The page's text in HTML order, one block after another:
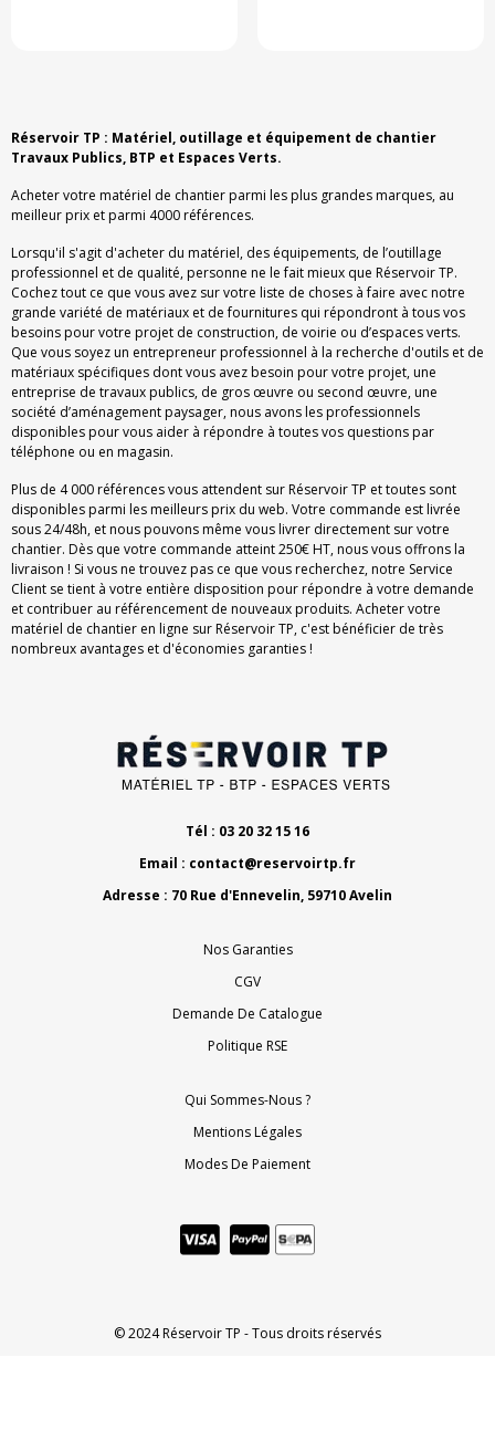
Réservoir TP : Matériel, outillage et équipement de chantier
Travaux Publics, BTP et Espaces Verts.
Acheter votre matériel de chantier parmi les plus grandes marques, au
meilleur prix et parmi 4000 références.
Lorsqu'il s'agit d'acheter du matériel, des équipements, de l’outillage
professionnel et de qualité, personne ne le fait mieux que Réservoir TP.
Cochez tout ce que vous avez sur votre liste de choses à faire avec notre
grande variété de matériaux et de fournitures qui répondront à tous vos
besoins pour votre projet de construction, de voirie ou d’espaces verts.
Que vous soyez un entrepreneur professionnel à la recherche d'outils et de
matériaux spécifiques dont vous avez besoin pour votre projet, une
entreprise de travaux publics, de gros œuvre ou second œuvre, une
société d’aménagement paysager, nous avons les professionnels
disponibles pour vous aider à répondre à toutes vos questions par
téléphone ou en magasin.
Plus de 4 000 références vous attendent sur Réservoir TP et toutes sont
disponibles parmi les meilleurs prix du web. Votre commande est livrée
sous 24/48h, et nous pouvons même vous livrer directement sur votre
chantier. Dès que votre commande atteint 250€ HT, nous vous offrons la
livraison ! Si vous ne trouvez pas ce que vous recherchez, notre Service
Client se tient à votre entière disposition pour répondre à votre demande
et contribuer au référencement de nouveaux produits. Acheter votre
matériel de chantier en ligne sur Réservoir TP, c'est bénéficier de très
nombreux avantages et d'économies garanties !
Tél : 03 20 32 15 16
Email : contact@reservoirtp.fr
Adresse : 70 Rue d'Ennevelin, 59710 Avelin
Nos Garanties
CGV
Demande De Catalogue
Politique RSE
Qui Sommes-Nous ?
Mentions Légales
Modes De Paiement
© 2024 Réservoir TP - Tous droits réservés